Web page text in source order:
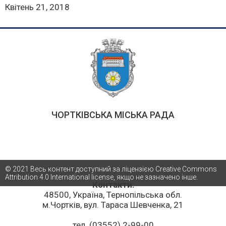
Квітень 21, 2018
ЧОРТКІВСЬКА МІСЬКА РАДА
Контакти:
48500, Україна, Тернопільська обл.
м.Чортків, вул. Тараса Шевченка, 21
© 2021 Весь контент доступний за ліцензією Creative Commons
Attribution 4.0 International license, якщо не зазначено інше.